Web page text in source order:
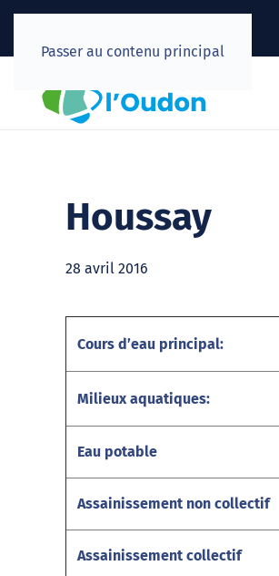
Passer au contenu principal
Houssay
28 avril 2016
Cours d’eau principal:
Milieux aquatiques:
Eau potable
Assainissement non collectif
Assainissement collectif